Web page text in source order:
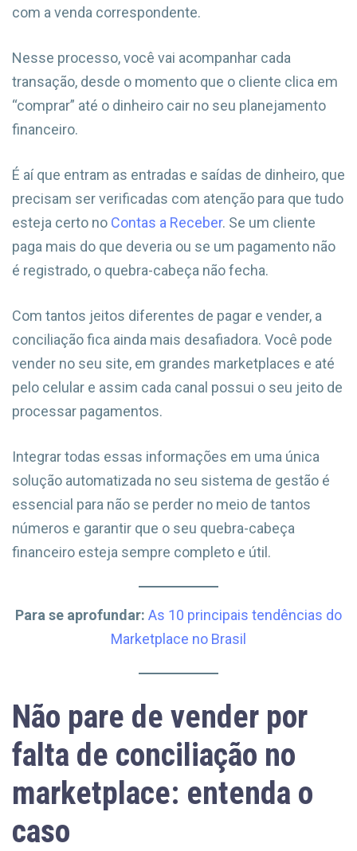
com a venda correspondente.
Nesse processo, você vai acompanhar cada
transação, desde o momento que o cliente clica em
“comprar” até o dinheiro cair no seu planejamento
financeiro.
É aí que entram as entradas e saídas de dinheiro, que
precisam ser verificadas com atenção para que tudo
esteja certo no Contas a Receber. Se um cliente
paga mais do que deveria ou se um pagamento não
é registrado, o quebra-cabeça não fecha.
Com tantos jeitos diferentes de pagar e vender, a
conciliação fica ainda mais desafiadora. Você pode
vender no seu site, em grandes marketplaces e até
pelo celular e assim cada canal possui o seu jeito de
processar pagamentos.
Integrar todas essas informações em uma única
solução automatizada no seu sistema de gestão é
essencial para não se perder no meio de tantos
números e garantir que o seu quebra-cabeça
financeiro esteja sempre completo e útil.
Para se aprofundar: As 10 principais tendências do
Marketplace no Brasil
Não pare de vender por
falta de conciliação no
marketplace: entenda o
caso